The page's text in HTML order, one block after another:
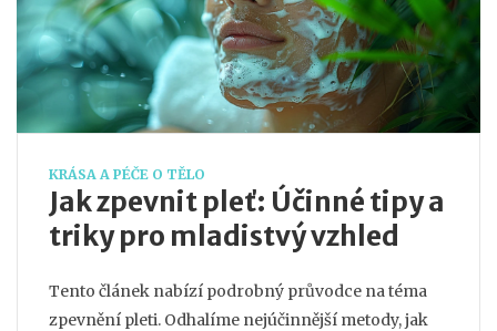
KRÁSA A PÉČE O TĚLO
Jak zpevnit pleť: Účinné tipy a
triky pro mladistvý vzhled
Tento článek nabízí podrobný průvodce na téma
zpevnění pleti. Odhalíme nejúčinnější metody, jak